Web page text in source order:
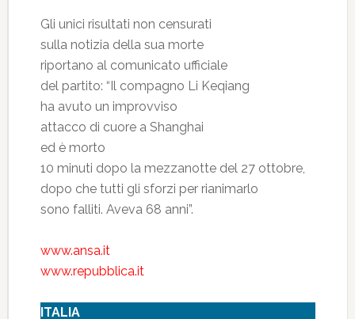
Gli unici risultati non censurati
sulla notizia della sua morte
riportano al comunicato ufficiale
del partito: “Il compagno Li Keqiang
ha avuto un improvviso
attacco di cuore a Shanghai
ed è morto
10 minuti dopo la mezzanotte del 27 ottobre,
dopo che tutti gli sforzi per rianimarlo
sono falliti. Aveva 68 anni”.
www.ansa.it
www.repubblica.it
ITALIA